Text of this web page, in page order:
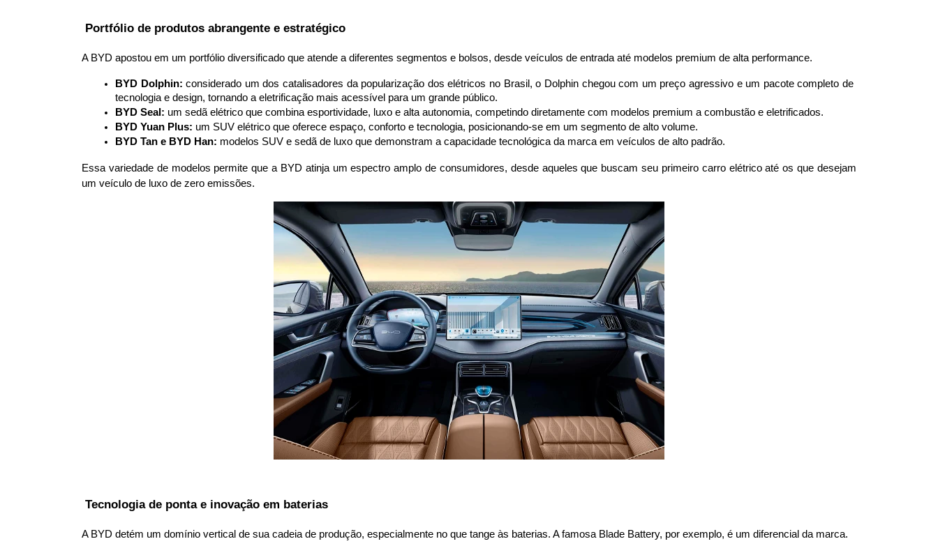
Portfólio de produtos abrangente e estratégico
A BYD apostou em um portfólio diversificado que atende a diferentes segmentos e bolsos, desde veículos de entrada até modelos premium de alta performance.
BYD Dolphin: considerado um dos catalisadores da popularização dos elétricos no Brasil, o Dolphin chegou com um preço agressivo e um pacote completo de
tecnologia e design, tornando a eletrificação mais acessível para um grande público.
BYD Seal: um sedã elétrico que combina esportividade, luxo e alta autonomia, competindo diretamente com modelos premium a combustão e eletrificados.
BYD Yuan Plus: um SUV elétrico que oferece espaço, conforto e tecnologia, posicionando-se em um segmento de alto volume.
BYD Tan e BYD Han: modelos SUV e sedã de luxo que demonstram a capacidade tecnológica da marca em veículos de alto padrão.
Essa variedade de modelos permite que a BYD atinja um espectro amplo de consumidores, desde aqueles que buscam seu primeiro carro elétrico até os que desejam
um veículo de luxo de zero emissões.
Tecnologia de ponta e inovação em baterias
A BYD detém um domínio vertical de sua cadeia de produção, especialmente no que tange às baterias. A famosa Blade Battery, por exemplo, é um diferencial da marca.